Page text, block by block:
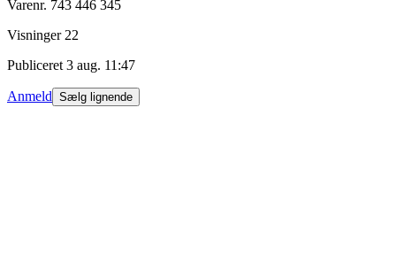
Varenr. 743 446 345
Visninger 22
Publiceret 3 aug. 11:47
Anmeld Sælg lignende